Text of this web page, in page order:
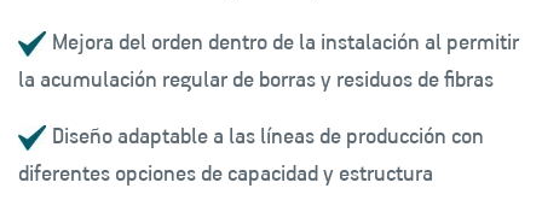
Mejora del orden dentro de la instalación al permitir
la acumulación regular de borras y residuos de fibras
Diseño adaptable a las líneas de producción con
diferentes opciones de capacidad y estructura